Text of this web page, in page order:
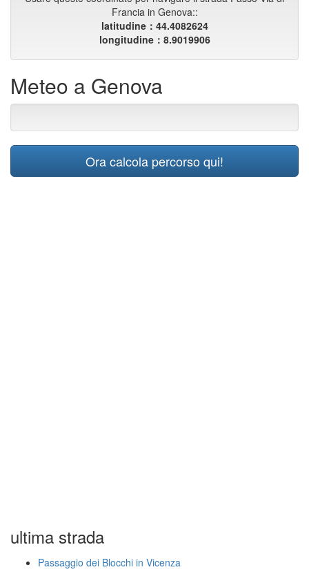
Francia in Genova::
latitudine：44.4082624
longitudine：8.9019906
Meteo a Genova
Ora calcola percorso qui!
ultima strada
Passaggio dei Blocchi in Vicenza